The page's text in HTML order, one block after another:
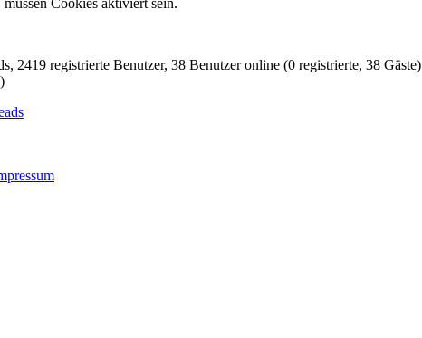
2419 registrierte Benutzer, 38 Benutzer online (0 registrierte, 38 Gäste)